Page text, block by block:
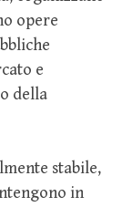
opere
e
della
stabile,
in